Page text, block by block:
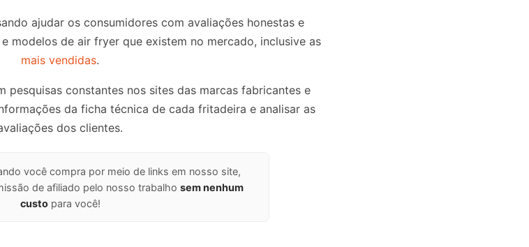
ajudar os consumidores com avaliações honestas e
modelos de air fryer que existem no mercado, inclusive as
mais vendidas.
pesquisas constantes nos sites das marcas fabricantes e
da ficha técnica de cada fritadeira e analisar as
dos clientes.
você compra por meio de links em nosso site,
de afiliado pelo nosso trabalho sem nenhum
custopara você!